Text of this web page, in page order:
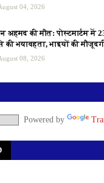
04, 2026
अहमद की मौत: पोस्टमार्टम में
की भयावहता, भाइयों की
08, 2026
Powered by